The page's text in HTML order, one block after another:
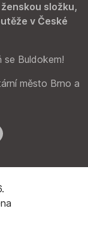
složku,
v České
Buldokem!
město Brno a